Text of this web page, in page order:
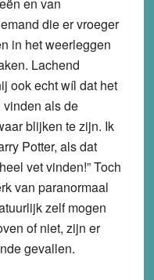
die er vroeger
in het weerleggen
Lachend
ook echt wíl dat het
vinden als de
blijken te zijn. Ik
Potter, als dat
vet vinden!” Toch
van paranormaal
zelf mogen
of niet, zijn er
gevallen.